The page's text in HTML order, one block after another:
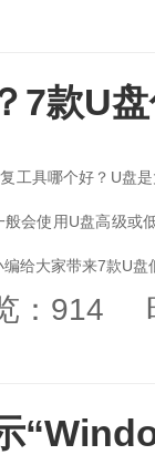
7款U
工具哪个好？U盘
般会使用U盘高级或
编给大家带来7款U
：914